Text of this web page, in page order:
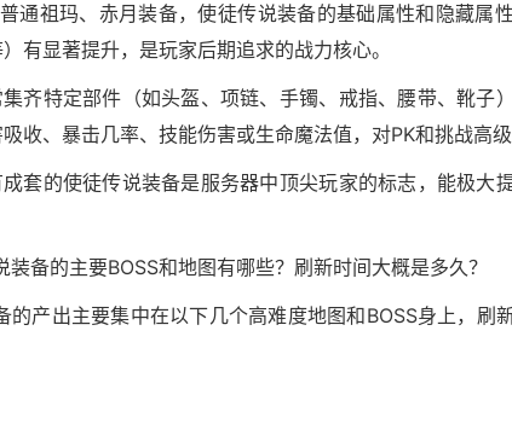
通祖玛、赤月装备，使徒传说装备的基础属性和隐藏属
有显著提升，是玩家后期追求的战力核心。
齐特定部件（如头盔、项链、手镯、戒指、腰带、靴子
收、暴击几率、技能伤害或生命魔法值，对PK和挑战高级
套的使徒传说装备是服务器中顶尖玩家的标志，能极大
装备的主要BOSS和地图有哪些？刷新时间大概是多久？
的产出主要集中在以下几个高难度地图和BOSS身上，刷